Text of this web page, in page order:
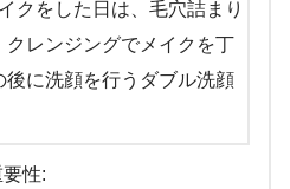
クをした日は、毛穴詰まり
クレンジングでメイクを丁
後に洗顔を行うダブル洗顔
性: